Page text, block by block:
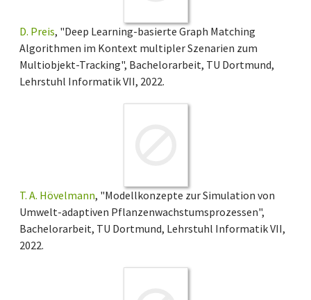
D. Preis, "Deep Learning-basierte Graph Matching
Algorithmen im Kontext multipler Szenarien zum
Multiobjekt-Tracking", Bachelorarbeit, TU Dortmund,
Lehrstuhl Informatik VII, 2022.
T. A. Hövelmann, "Modellkonzepte zur Simulation von
Umwelt-adaptiven Pflanzenwachstumsprozessen",
Bachelorarbeit, TU Dortmund, Lehrstuhl Informatik VII,
2022.